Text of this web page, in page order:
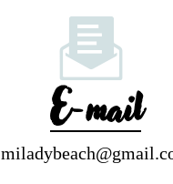
E-mail